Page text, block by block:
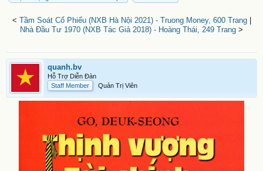
< Tầm Soát Cổ Phiếu (NXB Hà Nội 2021) - Truong Money, 600 Trang|
Nhà Đầu Tư 1970 (NXB Tác Giả 2018) - Hoàng Thái, 249 Trang >
quanh.bv
Hỗ Trợ Diễn Đàn
Staff Member
Quản Trị Viên